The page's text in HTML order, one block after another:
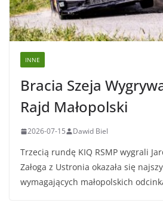
INNE
Bracia Szeja
Rajd Małopolski
2026-07-15 Dawid Biel
Trzecią rundę KIQ RSMP wygrali
Załoga z Ustronia okazała się
wymagających małopolskich